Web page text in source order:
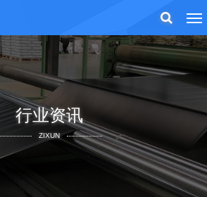
行业资讯
ZIXUN